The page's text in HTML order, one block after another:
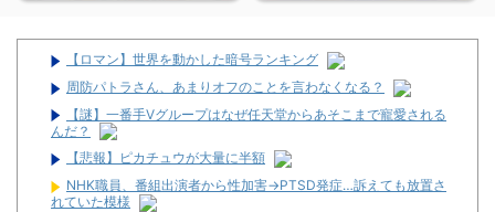
【ロマン】世界を動かした暗号ランキング
周防パトラさん、あまりオフのことを言わなくなる？
【謎】一番手Vグループはなぜ任天堂からあそこまで寵愛される
んだ？
【悲報】ピカチュウが大量に半額
NHK職員、番組出演者から性加害→PTSD発症…訴えても放置さ
れていた模様